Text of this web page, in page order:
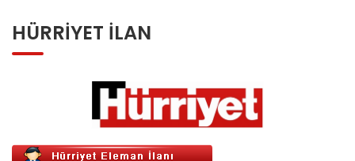
HÜRRIYET İLAN